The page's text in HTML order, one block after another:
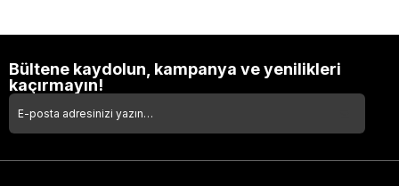
Bültene kaydolun, kampanya ve yenilikleri
kaçırmayın!